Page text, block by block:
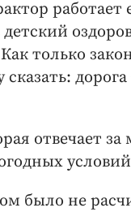
только
сказать:
отвечает
было не